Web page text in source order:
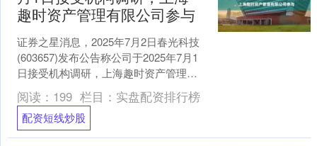
趣时资产管理有限公司参与
证券之星消息，2025年7月2日春光科技
(603657)发布公告称公司于2025年7月1
日接受机构调研，上海趣时资产管理有
限公司左艾眉 葛翔参与。 具体内容如
下....
阅读： 199 栏目： 实盘配资排行榜
配资短线炒股